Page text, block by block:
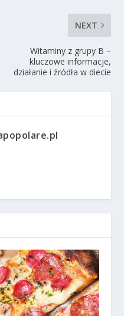
NEXT
Witaminy z grupy B –
kluczowe informacje,
działanie i źródła w diecie